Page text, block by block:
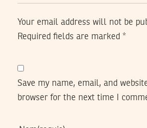
Your email address will not be
Required fields are marked *
Save my name, email, and
browser for the next time I